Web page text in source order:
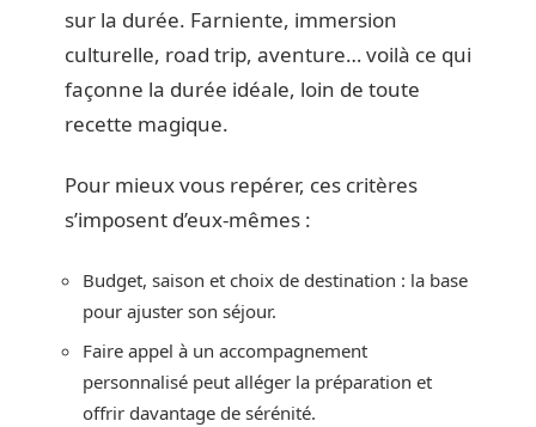
sur la durée. Farniente, immersion
culturelle, road trip, aventure… voilà ce qui
façonne la durée idéale, loin de toute
recette magique.
Pour mieux vous repérer, ces critères
s’imposent d’eux-mêmes :
Budget, saison et choix de destination : la base
pour ajuster son séjour.
Faire appel à un accompagnement
personnalisé peut alléger la préparation et
offrir davantage de sérénité.